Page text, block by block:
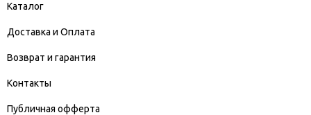
Каталог
Доставка и Оплата
Возврат и гарантия
Контакты
Публичная офферта